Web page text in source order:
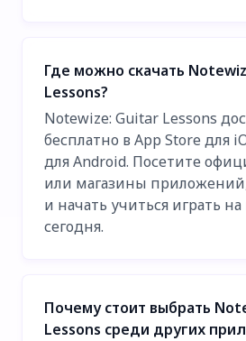
Где можно скачать
Lessons?
Notewize: Guitar Lessons
бесплатно в App Store для
для Android. Посетите
или магазины
и начать учиться играть
сегодня.
Почему стоит выбрать
Lessons среди других